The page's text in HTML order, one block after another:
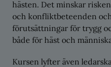
hästen. Det minskar
och konfliktbeteenden
förutsättningar för trygg
både för häst och
Kursen lyfter även